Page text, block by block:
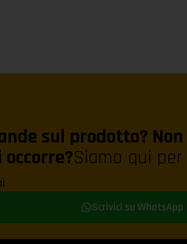
sul prodotto?
Siamo qui
Scrivici su WhatsApp